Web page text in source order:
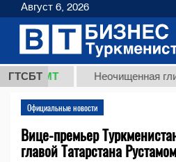
ГТСБТ
ТМТ Неочищенная
Официальные новости
Вице-премьер
главой Татарстана
Август 6, 2026